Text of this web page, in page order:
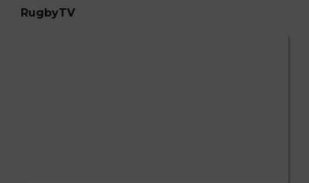
RugbyTV